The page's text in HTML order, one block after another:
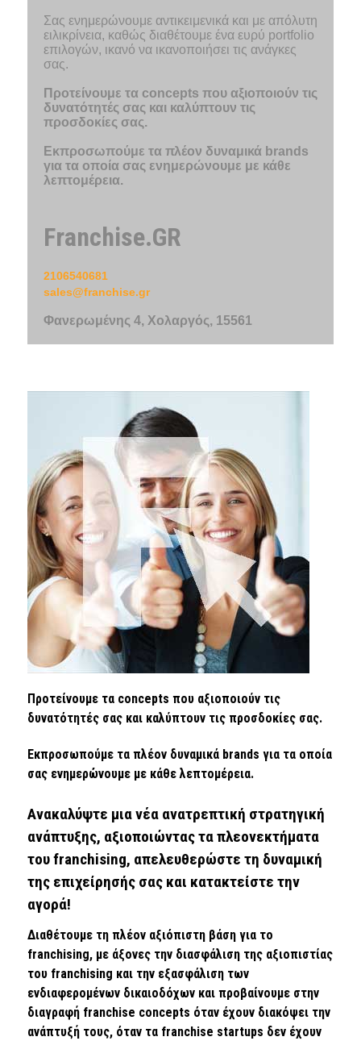
Σας ενημερώνουμε αντικειμενικά και με απόλυτη
ειλικρίνεια, καθώς διαθέτουμε ένα ευρύ portfolio
επιλογών, ικανό να ικανοποιήσει τις ανάγκες
σας.
Προτείνουμε τα concepts που αξιοποιούν τις
δυνατότητές σας και καλύπτουν τις
προσδοκίες σας.
Εκπροσωπούμε τα πλέον δυναμικά brands
για τα οποία σας ενημερώνουμε με κάθε
λεπτομέρεια.
Franchise.GR
2106540681
sales@franchise.gr
Φανερωμένης 4, Χολαργός, 15561
Προτείνουμε τα concepts που αξιοποιούν τις
δυνατότητές σας και καλύπτουν τις προσδοκίες σας.
Εκπροσωπούμε τα πλέον δυναμικά brands για τα οποία
σας ενημερώνουμε με κάθε λεπτομέρεια.
Ανακαλύψτε μια νέα ανατρεπτική στρατηγική
ανάπτυξης, αξιοποιώντας τα πλεονεκτήματα
του franchising, απελευθερώστε τη δυναμική
της επιχείρησής σας και κατακτείστε την
αγορά!
Διαθέτουμε τη πλέον αξιόπιστη βάση για το
franchising, με άξονες την διασφάλιση της αξιοπιστίας
του franchising και την εξασφάλιση των
ενδιαφερομένων δικαιοδόχων και προβαίνουμε στην
διαγραφή franchise concepts όταν έχουν διακόψει την
ανάπτυξή τους, όταν τα franchise startups δεν έχουν